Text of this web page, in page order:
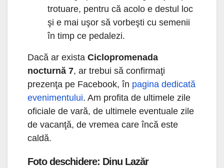
trotuare, pentru că acolo e destul loc
şi e mai uşor să vorbeşti cu semenii
în timp ce pedalezi.
Dacă ar exista Ciclopromenada
nocturnă 7, ar trebui să confirmaţi
prezenţa pe Facebook, în pagina dedicată
evenimentului. Am profita de ultimele zile
oficiale de vară, de ultimele eventuale zile
de vacanţă, de vremea care încă este
caldă.
Foto deschidere: Dinu Lazăr